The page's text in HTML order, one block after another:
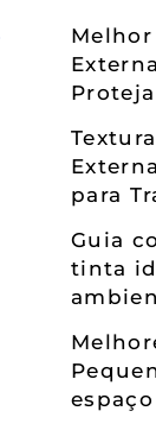
para
Guia
tinta